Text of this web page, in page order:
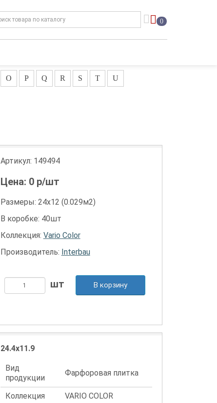
0
O P Q R S T U
Артикул: 149494
Цена: 0р/шт
Размеры: 24х12 (0.029м2)
В коробке: 40шт
Коллекция: Vario Color
Производитель: Interbau
В корзину
24.4x11.9
Вид
продукции
Фарфоровая плитка
Коллекция
VARIO COLOR